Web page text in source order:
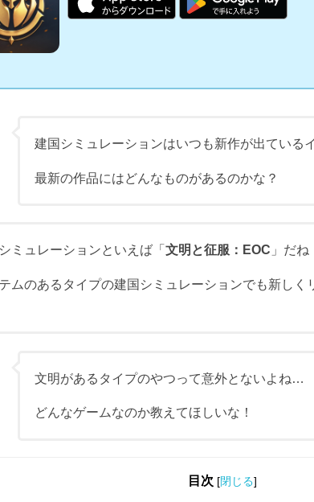
建国シミュレーションはいつも新作が出ている
最新の作品にはどんなものがあるのかな？
ミュレーションといえば「文明と征服：EOC 」だね
ムのあるタイプの建国シミュレーションでも新しく
文明があるタイプのやつって意外とないよね…
どんなゲームなのか教えてほしいな！
目次 [閉じる]